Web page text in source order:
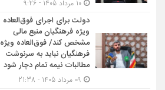
دولت برای اجرای فوق‌العاده
ویژه فرهنگیان منبع مالی
مشخص کند/ فوق‌العاده ویژه
فرهنگیان نباید به سرنوشت
مطالبات نیمه‌ تمام دچار شود